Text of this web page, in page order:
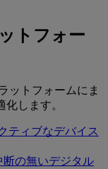
トフォー
ットフォームにま
します。
ティブなデバイス
断の無いデジタル